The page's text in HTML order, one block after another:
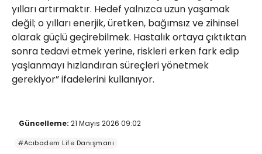
yılları artırmaktır. Hedef yalnızca uzun yaşamak
değil; o yılları enerjik, üretken, bağımsız ve zihinsel
olarak güçlü geçirebilmek. Hastalık ortaya çıktıktan
sonra tedavi etmek yerine, riskleri erken fark edip
yaşlanmayı hızlandıran süreçleri yönetmek
gerekiyor” ifadelerini kullanıyor.
Güncelleme: 21 Mayıs 2026 09:02
#Acıbadem Life Danışmanı